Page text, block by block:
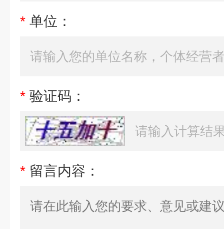
* 单位：
* 验证码：
* 留言内容：